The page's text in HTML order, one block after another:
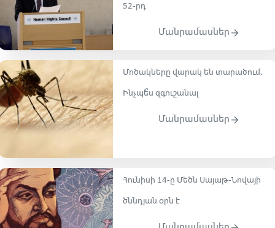
52-րդ
Մանրամասներ
Մոծակները վարակ են տարածում.
Ինչպե՞ս զգուշանալ
Մանրամասներ
Հունիսի 14-ը Մեծն Սայաթ-Նովայի
ծննդյան օրն է